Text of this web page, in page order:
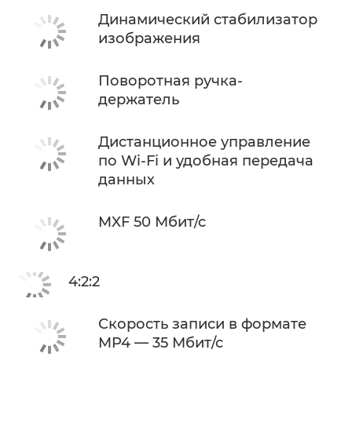
Динамический стабилизатор
изображения
Поворотная ручка-
держатель
Дистанционное управление
по Wi-Fi и удобная передача
данных
MXF 50 Мбит/с
4:2:2
Скорость записи в формате
MP4 — 35 Мбит/с